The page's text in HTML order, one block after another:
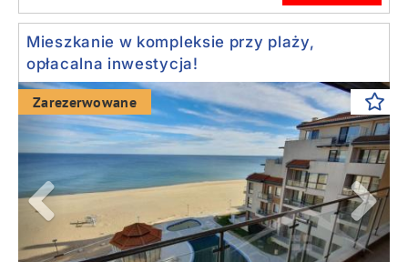
Mieszkanie w kompleksie przy plaży,
opłacalna inwestycja!
Previous Next
Zarezerwowane